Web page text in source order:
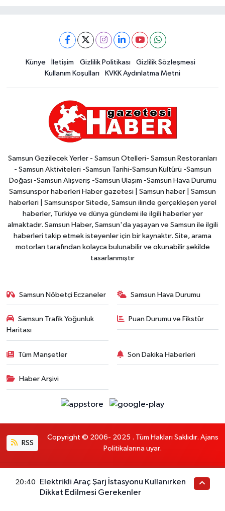
Künye İletişim Gizlilik Politikası
Gizlilik Sözleşmesi
Kullanım Koşulları
KVKK Aydınlatma Metni
Samsun Gezilecek Yerler - Samsun Otelleri- Samsun Restoranları
- Samsun Aktiviteleri -Samsun Tarihi-Samsun Kültürü -Samsun
Doğası -Samsun Alışveriş -Samsun Ulaşım -Samsun Hava Durumu
Samsunspor haberleri Haber gazetesi | Samsun haber | Samsun
haberleri | Samsunspor Sitede, Samsun ilinde gerçekleşen yerel
haberler, Türkiye ve dünya gündemi ile ilgili haberler yer
almaktadır. Samsun Haber, Samsun'da yaşayan ve Samsun ile ilgili
haberleri takip etmek isteyenler için bir kaynaktır. Site, arama
motorları tarafından kolayca bulunabilir ve okunabilir şekilde
tasarlanmıştır
Samsun Nöbetçi Eczaneler Samsun Hava Durumu
Samsun Trafik Yoğunluk
Haritası
Puan Durumu ve Fikstür
Tüm Manşetler Son Dakika Haberleri
Haber Arşivi
RSS
Copyright © 2006- 2025 . Tüm Hakları Saklıdır. Ajans
Politikalarına uyar.
Haber Yazılımı: TE Bilişim
En iyi site deneyimi sağlamak için çerezlerden
20:40
Elektrikli Araç Şarj İstasyonu Kullanırken
Dikkat Edilmesi Gerekenler